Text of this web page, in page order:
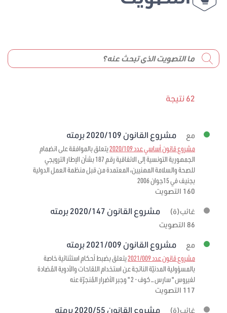
62 نتيجة
مع مشروع القانون 2020/109 برمته
مشروع قانون أساسي عدد 2020/109
يتعلق بالموافقة على انضمام
الجمهورية التونسية إلى الاتفاقية رقم 187 بشأن الإطار الترويجي
للصحة والسلامة المهنيين، المعتمدة من قبل منظمة العمل الدولية
بجنيف في 15جوان 2006
160 التصويت
غائب(ة) مشروع القانون 2020/147 برمته
86 التصويت
مع مشروع القانون 2021/009 برمته
مشروع قانون عدد 2021/009
يتعلق بضبط أحكام استثنائية خاصة
بالمسؤولية المدنيّة الناتجة عن استخدام اللقاحات والأدوية المُضادة
لفيروس " سارس – كوف - 2 " وجبر الأضرار المُنجرّة عنه
117 التصويت
غائب(ة) مشروع القانون 2020/55 برمته